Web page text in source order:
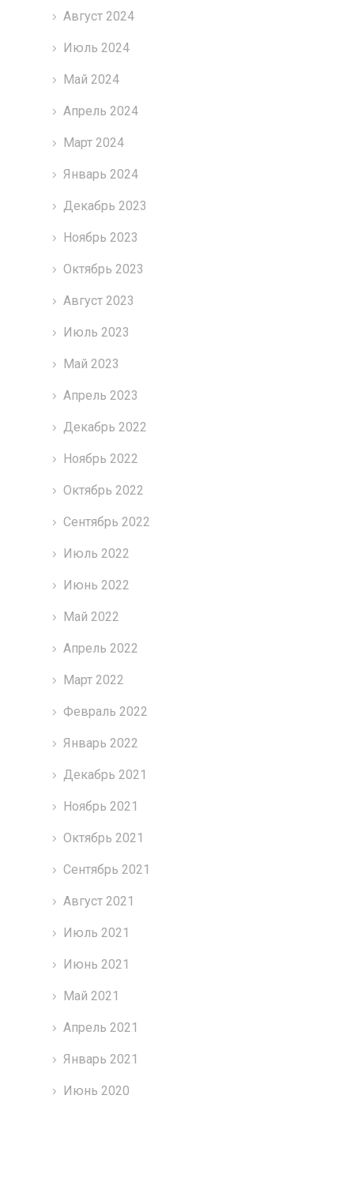
Август 2024
Июль 2024
Май 2024
Апрель 2024
Март 2024
Январь 2024
Декабрь 2023
Ноябрь 2023
Октябрь 2023
Август 2023
Июль 2023
Май 2023
Апрель 2023
Декабрь 2022
Ноябрь 2022
Октябрь 2022
Сентябрь 2022
Июль 2022
Июнь 2022
Май 2022
Апрель 2022
Март 2022
Февраль 2022
Январь 2022
Декабрь 2021
Ноябрь 2021
Октябрь 2021
Сентябрь 2021
Август 2021
Июль 2021
Июнь 2021
Май 2021
Апрель 2021
Январь 2021
Июнь 2020